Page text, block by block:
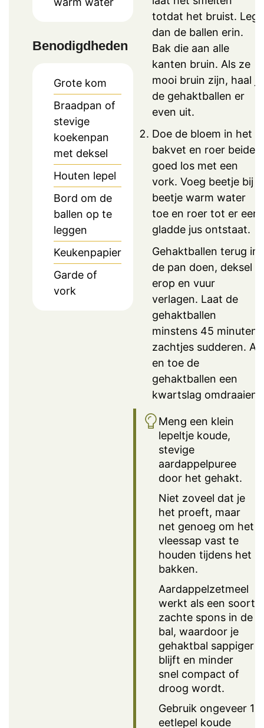
Benodigdheden
Grote kom
Braadpan of
stevige
koekenpan
met deksel
Houten lepel
Bord om de
ballen op te
leggen
Keukenpapier
Garde of
vork
totdat het bruist. Leg
dan de ballen erin.
Bak die aan alle
kanten bruin. Als ze
mooi bruin zijn, haal je
de gehaktballen er
even uit.
Doe de bloem in het
bakvet en roer beide
goed los met een
vork. Voeg beetje bij
beetje warm water
toe en roer tot er een
gladde jus ontstaat.
Gehaktballen terug in
de pan doen, deksel
erop en vuur
verlagen. Laat de
gehaktballen
minstens 45 minuten
zachtjes sudderen. Af
en toe de
gehaktballen een
kwartslag omdraaien.
Meng een klein
lepeltje koude,
stevige
aardappelpuree
door het gehakt.
Niet zoveel dat je
het proeft, maar
net genoeg om het
vleessap vast te
houden tijdens het
bakken.
Aardappelzetmeel
werkt als een soort
zachte spons in de
bal, waardoor je
gehaktbal sappiger
blijft en minder
snel compact of
droog wordt.
Gebruik ongeveer 1
eetlepel koude